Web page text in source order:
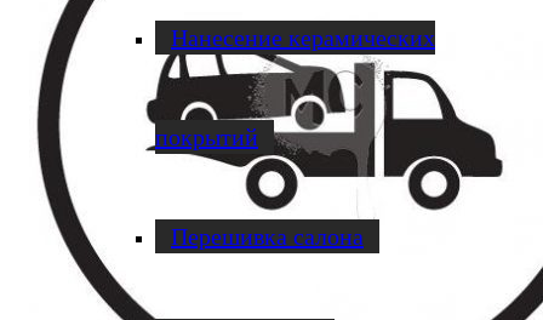
Нанесение керамических
покрытий
Перешивка салона